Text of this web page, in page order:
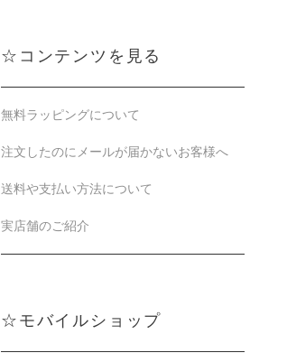
☆コンテンツを見る
無料ラッピングについて
注文したのにメールが届かないお客様へ
送料や支払い方法について
実店舗のご紹介
☆モバイルショップ